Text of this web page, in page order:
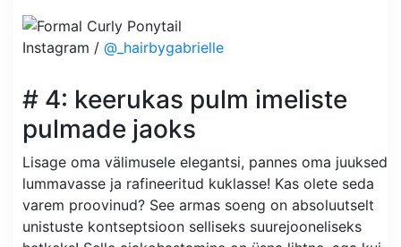
Instagram / @_hairbygabrielle
# 4: keerukas pulm imeliste
pulmade jaoks
Lisage oma välimusele elegantsi, pannes oma juuksed
lummavasse ja rafineeritud kuklasse! Kas olete seda
varem proovinud? See armas soeng on absoluutselt
unistuste kontseptsioon selliseks suurejooneliseks